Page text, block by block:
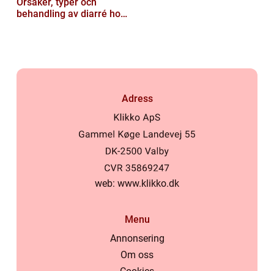
behandling av diarré hos
Adress
web: www.klikko.dk
Menu
Annonsering
Om oss